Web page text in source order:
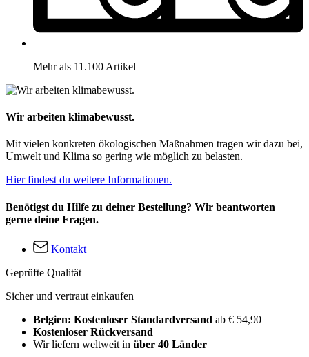
Mehr als 11.100 Artikel
Wir arbeiten klimabewusst.
Mit vielen konkreten ökologischen Maßnahmen tragen wir dazu bei,
Umwelt und Klima so gering wie möglich zu belasten.
Hier findest du weitere Informationen.
Benötigst du Hilfe zu deiner Bestellung? Wir beantworten
gerne deine Fragen.
Kontakt
Geprüfte Qualität
Sicher und vertraut einkaufen
Belgien: Kostenloser Standardversand ab € 54,90
Kostenloser Rückversand
Wir liefern weltweit in über 40 Länder